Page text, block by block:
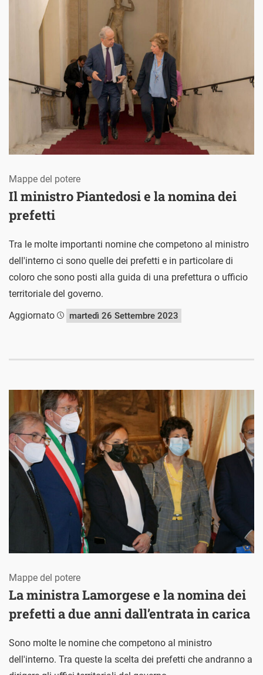
Il ministro Piantedosi e la nomina dei
prefetti
Mappe del potere
Tra le molte importanti nomine che competono al ministro
dell'interno ci sono quelle dei prefetti e in particolare di
coloro che sono posti alla guida di una prefettura o ufficio
territoriale del governo.
Aggiornato
martedì 26 Settembre 2023
La ministra Lamorgese e la nomina dei
prefetti a due anni dall’entrata in carica
Mappe del potere
Sono molte le nomine che competono al ministro
dell'interno. Tra queste la scelta dei prefetti che andranno a